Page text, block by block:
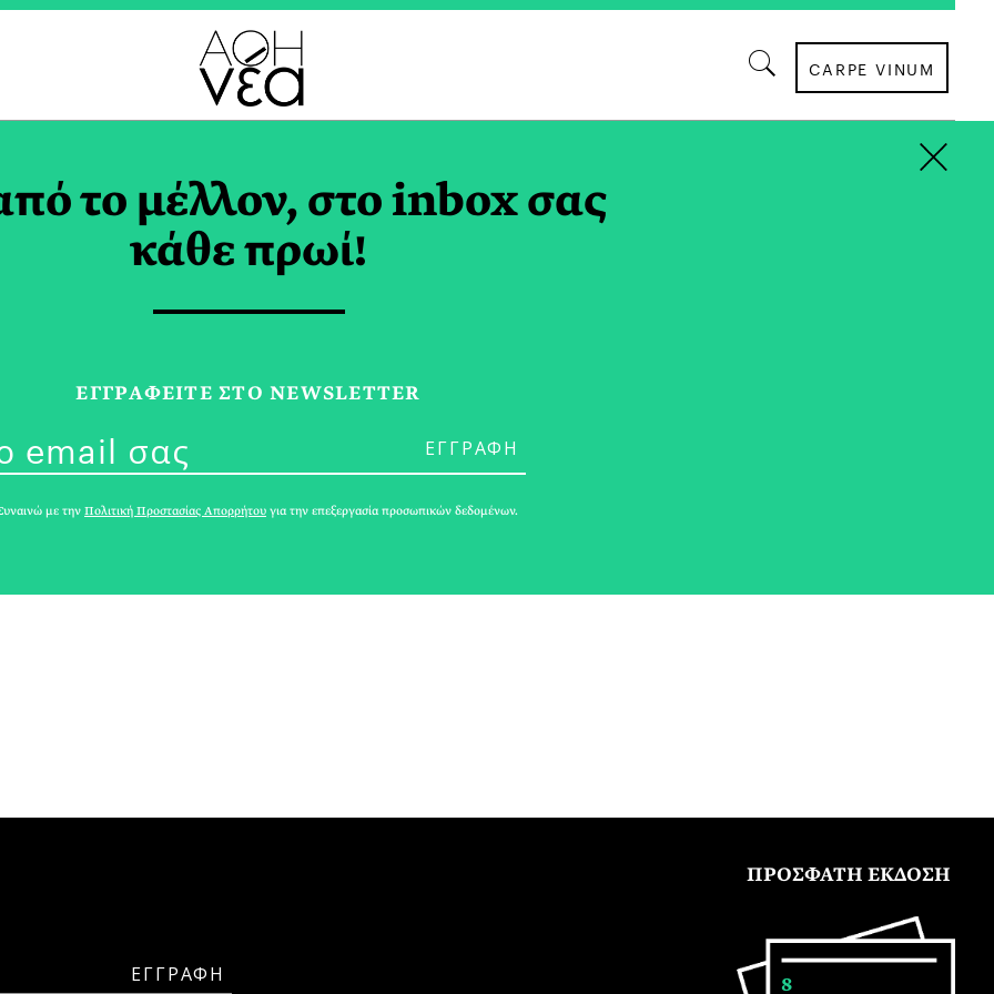
CARPE VINUM
ΣΤΡΑΤΗΓΙΚΗ TAG
Δημήτρης Μιχόπουλος: «Οι Κρίσεις
Είναι Αποτέλεσμα Λάθους Και Λάθη
Γίνονται Πάντα»
ΠΡΟΣΦΑΤΗ ΕΚΔΟΣΗ
8
το μέλλον, στο inbox σας
κάθε πρωί!
ΕΓΓPΑΦΕΙΤΕ ΣΤΟ NEWSLETTER
με τηνΠολιτική Προστασίας Απορρήτου για την επεξεργασία προσωπικών δεδομένων.
×